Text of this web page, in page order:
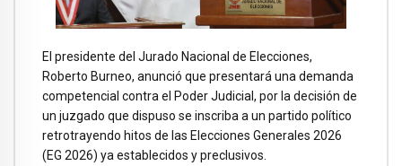
El presidente del Jurado Nacional de Elecciones,
Roberto Burneo, anunció que presentará una demanda
competencial contra el Poder Judicial, por la decisión de
un juzgado que dispuso se inscriba a un partido político
retrotrayendo hitos de las Elecciones Generales 2026
(EG 2026) ya establecidos y preclusivos.